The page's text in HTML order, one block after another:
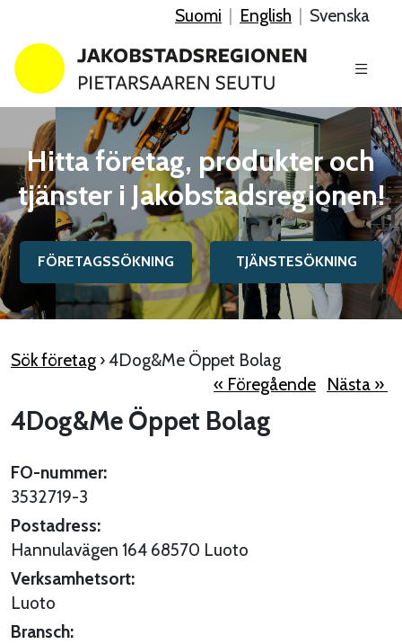
Suomi | English | Svenska
Hitta företag, produkter och
tjänster i Jakobstadsregionen!
FÖRETAGSSÖKNING TJÄNSTESÖKNING
Sök företag › 4Dog&Me Öppet Bolag
« Föregående Nästa »
4Dog&Me Öppet Bolag
FO-nummer:
3532719-3
Postadress:
Hannulavägen 164 68570 Luoto
Verksamhetsort:
Luoto
Bransch: